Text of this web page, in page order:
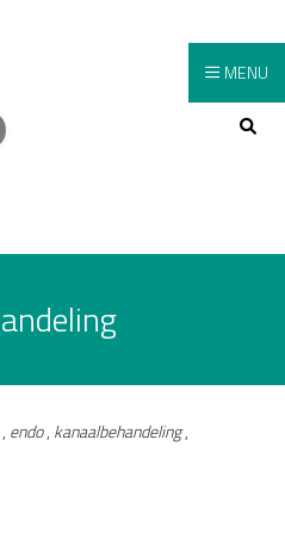
Hoofdmenu
MENU
, endo, kanaalbehandeling,